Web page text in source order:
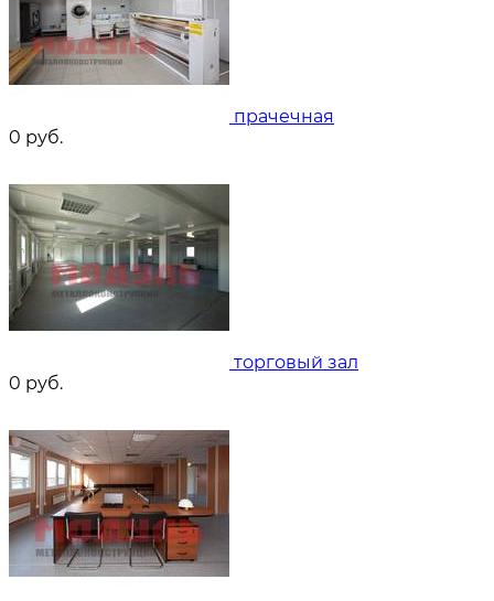
прачечная
0 руб.
торговый зал
0 руб.